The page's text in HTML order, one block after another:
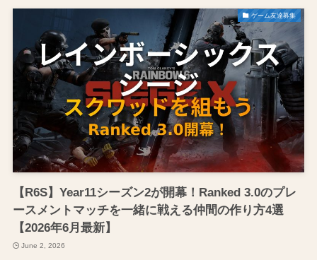
ゲーム友達募集
【R6S】Year11シーズン2が開幕！Ranked 3.0のプレ
ースメントマッチを一緒に戦える仲間の作り方4選
【2026年6月最新】
June 2, 2026